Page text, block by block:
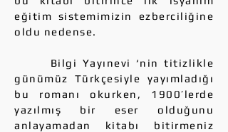
eğitim sistemimizin ezberciliğine
oldu nedense.
Bilgi Yayınevi ‘nin titizlikle
günümüz Türkçesiyle yayımladığı
bu romanı okurken, 1900’lerde
yazılmış bir eser olduğunu
anlayamadan kitabı bitirmeniz